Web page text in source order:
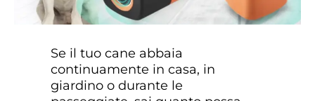
Se il tuo cane abbaia
continuamente in casa, in
giardino o durante le